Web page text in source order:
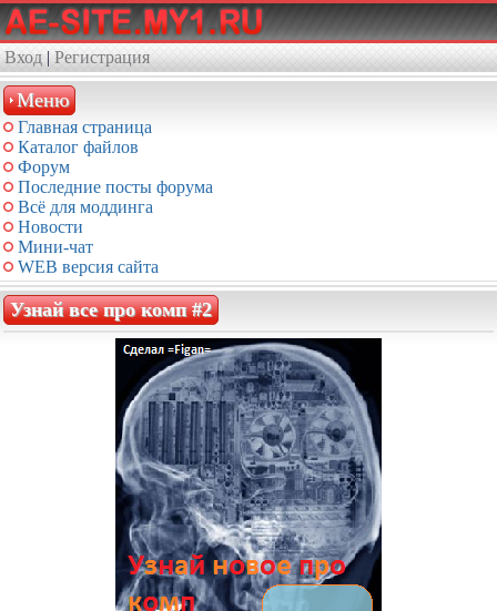
Вход | Регистрация
Меню
Главная страница
Каталог файлов
Форум
Последние посты форума
Всё для моддинга
Новости
Мини-чат
WEB версия сайта
Узнай все про комп #2